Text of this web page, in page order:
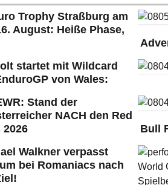
Trophy Straßburg am
August: Heiße Phase,
startet mit Wildcard
von Wales:
Stand der
NACH den Red
Bull
Walkner verpasst
bei Romaniacs nach